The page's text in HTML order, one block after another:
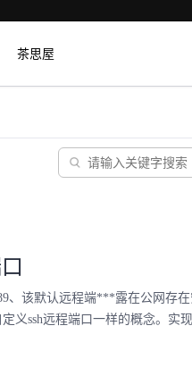
茶思屋
、该默认远程端***露在公网存
义ssh远程端口一样的概念。实